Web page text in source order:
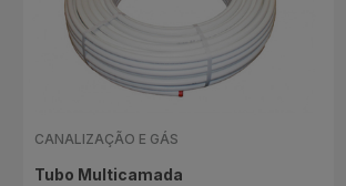
CANALIZAÇÃO E GÁS
Tubo Multicamada